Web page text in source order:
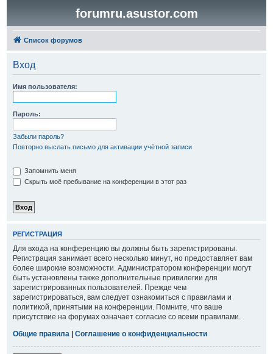
forumru.asustor.com
Список форумов
Вход
Имя пользователя:
Пароль:
Забыли пароль?
Повторно выслать письмо для активации учётной записи
Запомнить меня
Скрыть моё пребывание на конференции в этот раз
РЕГИСТРАЦИЯ
Для входа на конференцию вы должны быть зарегистрированы.
Регистрация занимает всего несколько минут, но предоставляет вам
более широкие возможности. Администратором конференции могут
быть установлены также дополнительные привилегии для
зарегистрированных пользователей. Прежде чем
зарегистрироваться, вам следует ознакомиться с правилами и
политикой, принятыми на конференции. Помните, что ваше
присутствие на форумах означает согласие со всеми правилами.
Общие правила | Соглашение о конфиденциальности